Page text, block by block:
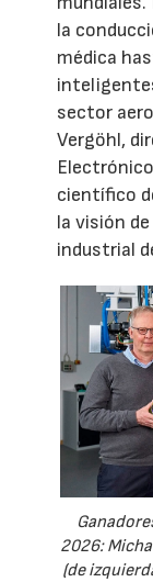
la
médica
sector
Vergöhl,
científico
la visión
industrial
2026:
(de